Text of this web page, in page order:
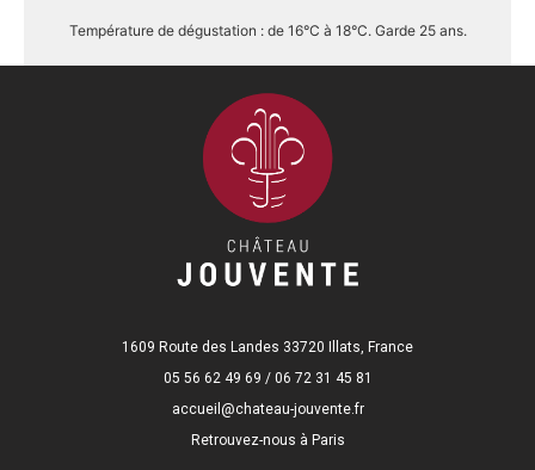
Température de dégustation : de 16°C à 18°C. Garde 25 ans.
1609 Route des Landes 33720 Illats, France
05 56 62 49 69 / 06 72 31 45 81
accueil@chateau-jouvente.fr
Retrouvez-nous à Paris